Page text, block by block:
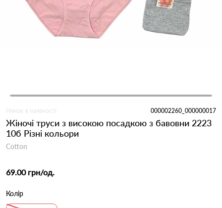
Немає в наявності 000002260_000000017
Жіночі труси з високою посадкою з бавовни 2223
10б Різні кольори
Cotton
69.00 грн/од.
Колір